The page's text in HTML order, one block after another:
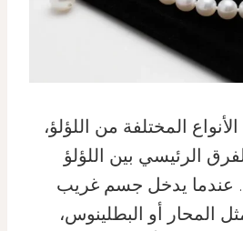
المختلفة من اللؤلؤ،
الرئيسي بين اللؤلؤ
عندما يدخل جسم غريب
المحار أو البطلينوس،